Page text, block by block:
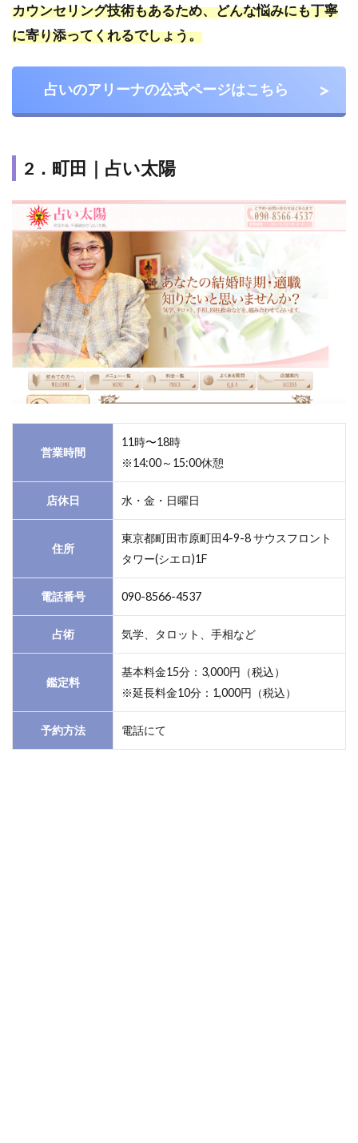
まだ
まだ
る！
町田
でオ
スス
2.1
1.町田
｜占術
堂
Larimar
2.2
2.町
田｜
ヒー
リン
グハ
ウス
紫音
3
町田
近辺
や横
浜・
の占
い店
情報
3.1
田で
の当
たる
占い
カウンセリング技術もあるため、どんな悩みにも丁寧
に寄り添ってくれるでしょう。
占いのアリーナの公式ページはこちら
2．町田｜占い太陽
営業時間
11時〜18時
※14:00～15:00休憩
店休日 水・金・日曜日
住所
東京都町田市原町田4-9-8 サウスフロント
タワー(シエロ)1F
電話番号 090-8566-4537
占術 気学、タロット、手相など
鑑定料
基本料金15分：3,000円（税込）
※延長料金10分：1,000円（税込）
予約方法 電話にて